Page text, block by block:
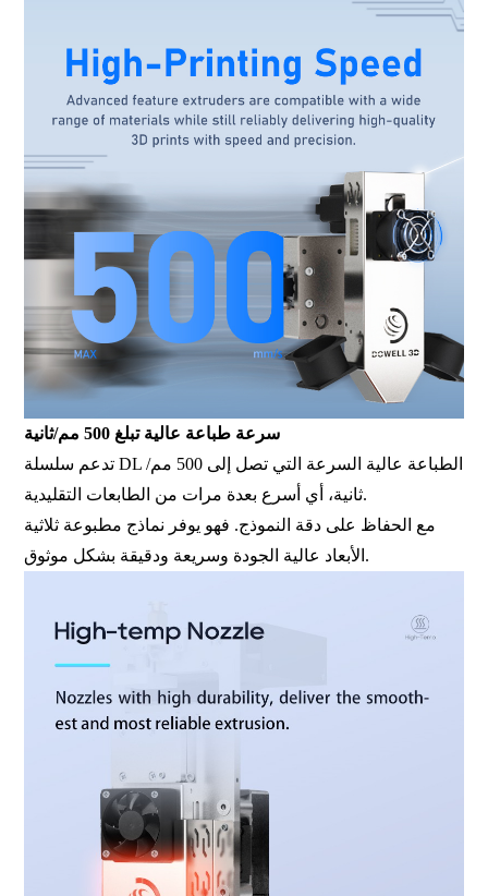
سرعة طباعة عالية تبلغ 500 مم/ثانية
تدعم سلسلة DL الطباعة عالية السرعة التي تصل إلى 500 مم/
ثانية، أي أسرع بعدة مرات من الطابعات التقليدية.
مع الحفاظ على دقة النموذج. فهو يوفر نماذج مطبوعة ثلاثية
الأبعاد عالية الجودة وسريعة ودقيقة بشكل موثوق.